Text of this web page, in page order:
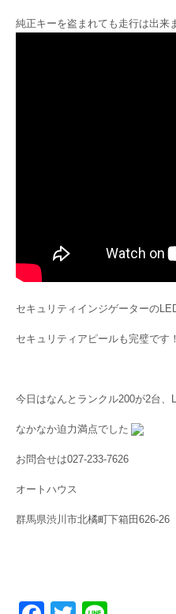
純正キーを盗まれても走行は出来
セキュリティインジゲーターの
セキュリティアピールも完璧です
今日はなんとランクル200が2台、
なかなか迫力満点でした
お問合せは027-233-7626
オートハウス
群馬県渋川市北橘町下箱田626-26